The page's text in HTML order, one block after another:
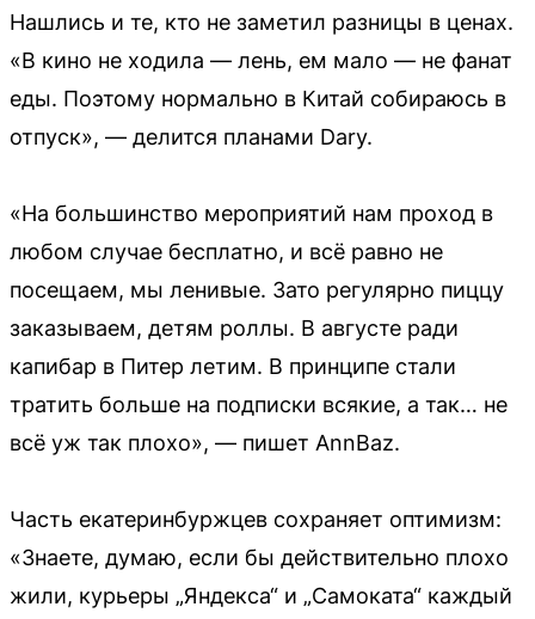
Нашлись и те, кто не заметил разницы в ценах.
«В кино не ходила — лень, ем мало — не фанат
еды. Поэтому нормально в Китай собираюсь в
отпуск», — делится планами Dary.
«На большинство мероприятий нам проход в
любом случае бесплатно, и всё равно не
посещаем, мы ленивые. Зато регулярно пиццу
заказываем, детям роллы. В августе ради
капибар в Питер летим. В принципе стали
тратить больше на подписки всякие, а так… не
всё уж так плохо», — пишет AnnBaz.
Часть екатеринбуржцев сохраняет оптимизм:
«Знаете, думаю, если бы действительно плохо
жили, курьеры „Яндекса“ и „Самоката“ каждый